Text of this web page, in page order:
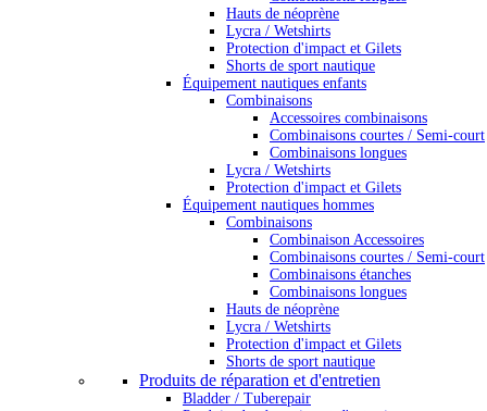
Hauts de néoprène
Lycra / Wetshirts
Protection d'impact et Gilets
Shorts de sport nautique
Équipement nautiques enfants
Combinaisons
Accessoires combinaisons
Combinaisons courtes / Semi-court
Combinaisons longues
Lycra / Wetshirts
Protection d'impact et Gilets
Équipement nautiques hommes
Combinaisons
Combinaison Accessoires
Combinaisons courtes / Semi-court
Combinaisons étanches
Combinaisons longues
Hauts de néoprène
Lycra / Wetshirts
Protection d'impact et Gilets
Shorts de sport nautique
Produits de réparation et d'entretien
Bladder / Tuberepair